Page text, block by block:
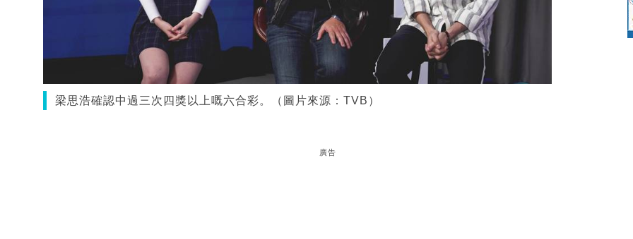
梁思浩確認中過三次四獎以上嘅六合彩。（圖片來源：TVB）
廣告